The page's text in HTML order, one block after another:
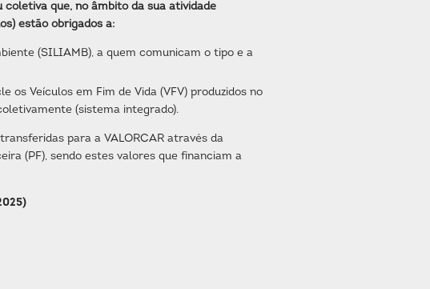
que, no âmbito da sua atividade
estão obrigados a:
(SILIAMB), a quem comunicam o tipo e a
Veículos em Fim de Vida (VFV) produzidos no
(sistema integrado).
para a VALORCAR através da
(PF), sendo estes valores que financiam a